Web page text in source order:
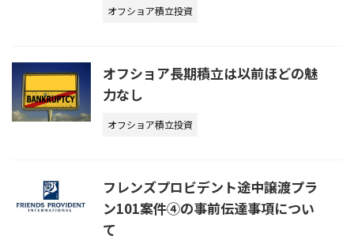
オフショア積立投資
オフショア長期積立は以前ほどの魅
力なし
オフショア積立投資
フレンズプロビデント途中譲渡プラ
ン101案件④の事前伝達事項につい
て